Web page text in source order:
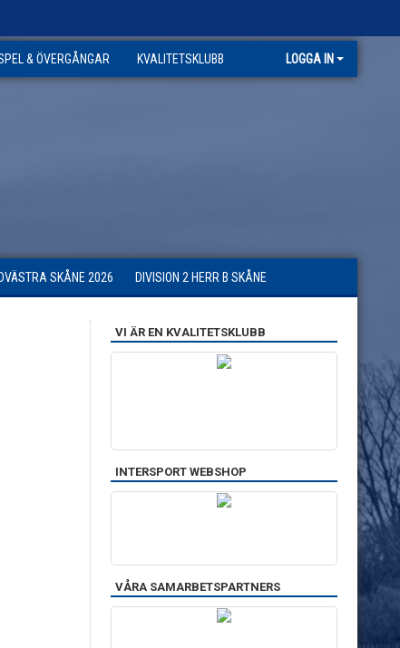
& ÖVERGÅNGAR KVALITETSKLUBB LOGGA IN
SKÅNE 2026 DIVISION 2 HERR B SKÅNE
VI ÄR EN KVALITETSKLUBB
INTERSPORT WEBSHOP
VÅRA SAMARBETSPARTNERS